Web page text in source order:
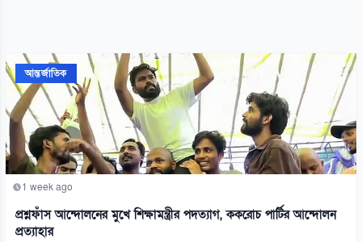
আন্তর্জাতিক
1 week ago
প্রশ্নফাঁস আন্দোলনের মুখে শিক্ষামন্ত্রীর পদত্যাগ, ককরোচ পার্টির আন্দোলন
প্রত্যাহার